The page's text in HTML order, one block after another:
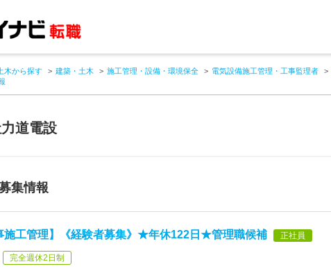
木から探す 建築・土木 施工管理・設備・環境保全 電気設備施工管理・工事監理者
道電設
集情報
施工管理】《経験者募集》★年休122日★管理職候補 正社員
完全週休2日制